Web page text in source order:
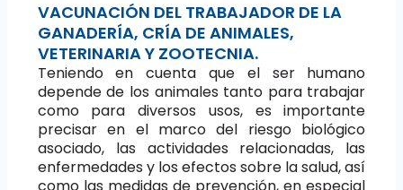
VACUNACIÓN DEL TRABAJADOR DE LA
GANADERÍA, CRÍA DE ANIMALES,
VETERINARIA Y ZOOTECNIA.
Teniendo en cuenta que el ser humano
depende de los animales tanto para trabajar
como para diversos usos, es importante
precisar en el marco del riesgo biológico
asociado, las actividades relacionadas, las
enfermedades y los efectos sobre la salud, así